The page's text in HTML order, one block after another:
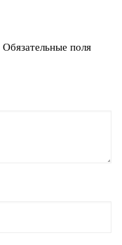
Обязательные поля